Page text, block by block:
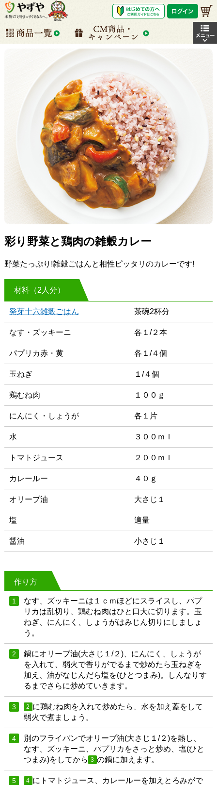
彩り野菜と鶏肉の雑穀カレー
野菜たっぷり!雑穀ごはんと相性ピッタリのカレーです!
材料（2人分）
発芽十六雑穀ごはん 茶碗2杯分
なす・ズッキーニ 各１/２本
パプリカ赤・黄 各１/４個
玉ねぎ １/４個
鶏むね肉 １００ｇ
にんにく・しょうが 各１片
水 ３００ｍｌ
トマトジュース ２００ｍｌ
カレールー ４０ｇ
オリーブ油 大さじ１
塩 適量
醤油 小さじ１
作り方
1
なす、ズッキーニは１ｃｍほどにスライスし、パプ
リカは乱切り、鶏むね肉はひと口大に切ります。玉
ねぎ、にんにく、しょうがはみじん切りにしましょ
う。
2
鍋にオリーブ油(大さじ１/２)、にんにく、しょうが
を入れて、弱火で香りがでるまで炒めたら玉ねぎを
加え、油がなじんだら塩を(ひとつまみ)。しんなりす
るまでさらに炒めていきます。
3 2 に鶏むね肉を入れて炒めたら、水を加え蓋をして
弱火で煮ましょう。
4
別のフライパンでオリーブ油(大さじ１/２)を熱し、
なす、ズッキーニ、パプリカをさっと炒め、塩(ひと
つまみ)をしてから 3 の鍋に加えます。
5 4 にトマトジュース、カレールーを加えとろみがで